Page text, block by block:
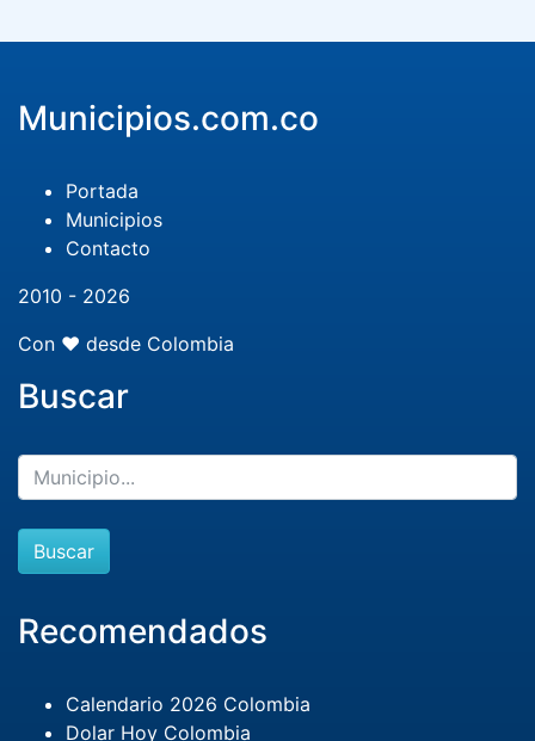
Municipios.com.co
Portada
Municipios
Contacto
2010 - 2026
Con ❤️ desde Colombia
Buscar
Buscar
Recomendados
Calendario 2026 Colombia
Dolar Hoy Colombia